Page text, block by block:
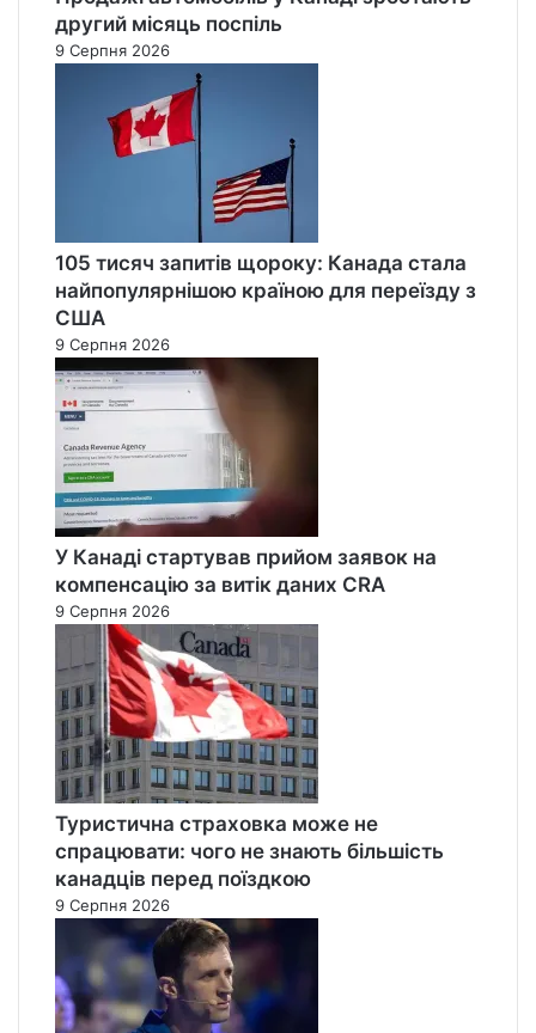
другий місяць поспіль
9 Серпня 2026
105 тисяч запитів щороку: Канада стала
найпопулярнішою країною для переїзду з
США
9 Серпня 2026
У Канаді стартував прийом заявок на
компенсацію за витік даних CRA
9 Серпня 2026
Туристична страховка може не
спрацювати: чого не знають більшість
канадців перед поїздкою
9 Серпня 2026